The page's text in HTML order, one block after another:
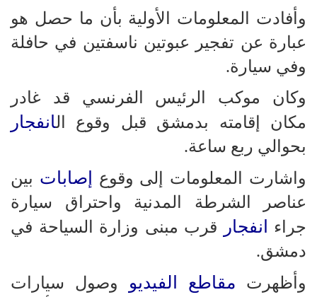
وأفادت المعلومات الأولية بأن ما حصل هو
عبارة عن تفجير عبوتين ناسفتين في حافلة
وفي سيارة.
وكان موكب الرئيس الفرنسي قد غادر
مكان إقامته بدمشق قبل وقوع الانفجار
بحوالي ربع ساعة.
واشارت المعلومات إلى وقوع إصابات بين
عناصر الشرطة المدنية واحتراق سيارة
جراء
انفجار
قرب مبنى وزارة السياحة في
دمشق.
وأظهرت مقاطع الفيديو وصول سيارات